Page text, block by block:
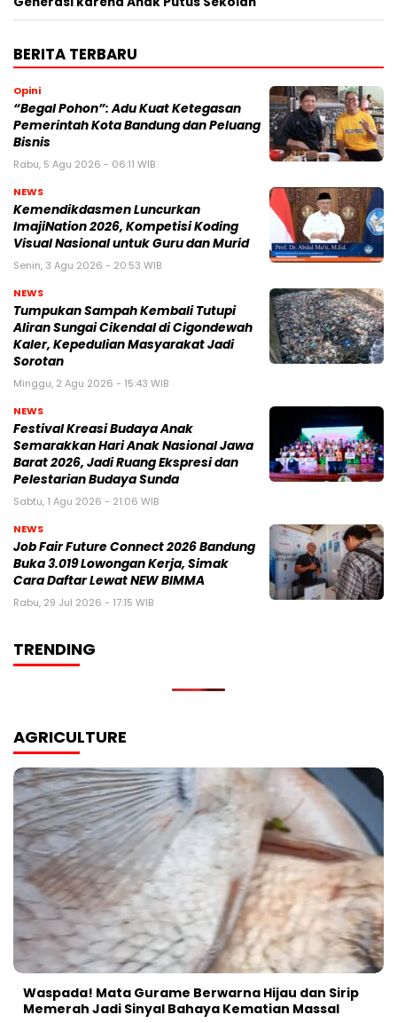
BERITA TERBARU
Opini
“Begal Pohon”: Adu Kuat Ketegasan
Pemerintah Kota Bandung dan Peluang
Bisnis
Rabu, 5 Agu 2026 - 06:11 WIB
NEWS
Kemendikdasmen Luncurkan
ImajiNation 2026, Kompetisi Koding
Visual Nasional untuk Guru dan Murid
Senin, 3 Agu 2026 - 20:53 WIB
NEWS
Tumpukan Sampah Kembali Tutupi
Aliran Sungai Cikendal di Cigondewah
Kaler, Kepedulian Masyarakat Jadi
Sorotan
Minggu, 2 Agu 2026 - 15:43 WIB
NEWS
Festival Kreasi Budaya Anak
Semarakkan Hari Anak Nasional Jawa
Barat 2026, Jadi Ruang Ekspresi dan
Pelestarian Budaya Sunda
Sabtu, 1 Agu 2026 - 21:06 WIB
NEWS
Job Fair Future Connect 2026 Bandung
Buka 3.019 Lowongan Kerja, Simak
Cara Daftar Lewat NEW BIMMA
Rabu, 29 Jul 2026 - 17:15 WIB
TRENDING
AGRICULTURE
Waspada! Mata Gurame Berwarna Hijau dan Sirip
Memerah Jadi Sinyal Bahaya Kematian Massal